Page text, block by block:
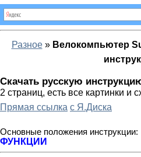
Разное» Велокомпьютер
Скачать русскую
2 страниц, есть все картинки и
Прямая ссылка с Я.Диска
Основные положения инструкции:
ФУНКЦИИ